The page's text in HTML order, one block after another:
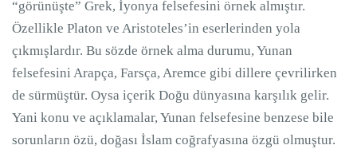
“görünüşte” Grek, İyonya felsefesini örnek almıştır.
Özellikle Platon ve Aristoteles’in eserlerinden yola
çıkmışlardır. Bu sözde örnek alma durumu, Yunan
felsefesini Arapça, Farsça, Aremce gibi dillere çevrilirken
de sürmüştür. Oysa içerik Doğu dünyasına karşılık gelir.
Yani konu ve açıklamalar, Yunan felsefesine benzese bile
sorunların özü, doğası İslam coğrafyasına özgü olmuştur.